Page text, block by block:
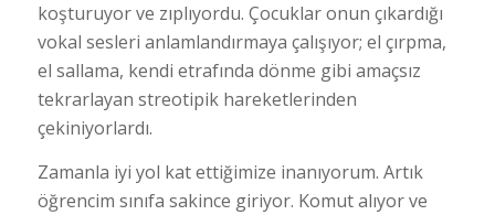
koşturuyor ve zıplıyordu. Çocuklar onun çıkardığı
vokal sesleri anlamlandırmaya çalışıyor; el çırpma,
el sallama, kendi etrafında dönme gibi amaçsız
tekrarlayan streotipik hareketlerinden
çekiniyorlardı.
Zamanla iyi yol kat ettiğimize inanıyorum. Artık
öğrencim sınıfa sakince giriyor. Komut alıyor ve